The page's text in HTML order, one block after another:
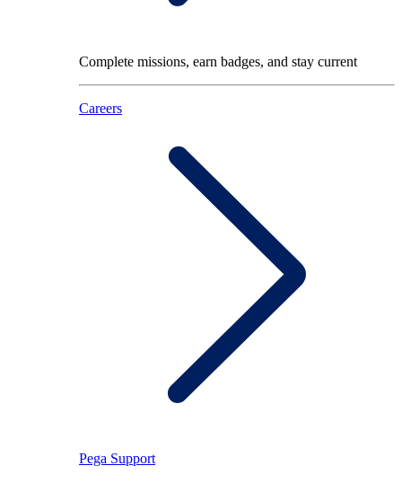
Complete missions, earn badges, and stay current
Careers
Pega Support